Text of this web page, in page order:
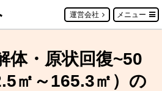
運営会社 メニュー
体・原状回復~50
㎡～165.3㎡）の